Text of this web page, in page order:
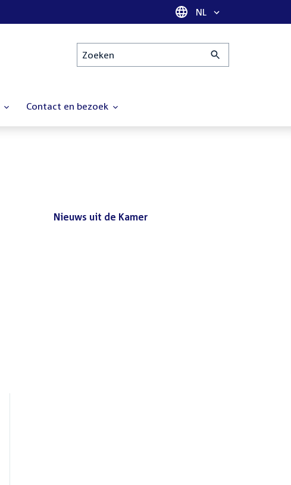
Taal selectie
NL
Zoeken
Contact en bezoek
Nieuws uit de Kamer